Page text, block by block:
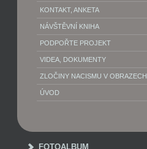
KONTAKT, ANKETA
NÁVŠTĚVNÍ KNIHA
PODPOŘTE PROJEKT
VIDEA, DOKUMENTY
ZLOČINY NACISMU V OBRAZECH
ÚVOD
FOTOALBUM